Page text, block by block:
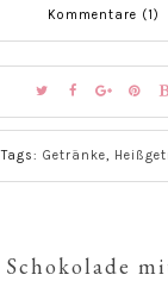
Kommentare (1)
Tags: Getränke,